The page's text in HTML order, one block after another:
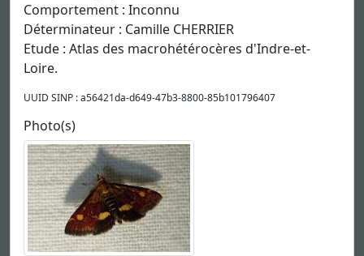
Comportement : Inconnu
Déterminateur : Camille CHERRIER
Etude : Atlas des macrohétérocères d'Indre-et-
Loire.
UUID SINP : a56421da-d649-47b3-8800-85b101796407
Photo(s)